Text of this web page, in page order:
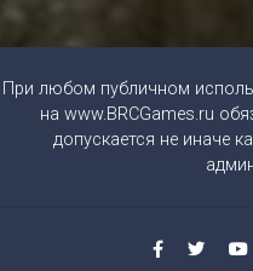
При любом публичном
на www.BRCGames.ru
допускается не иначе